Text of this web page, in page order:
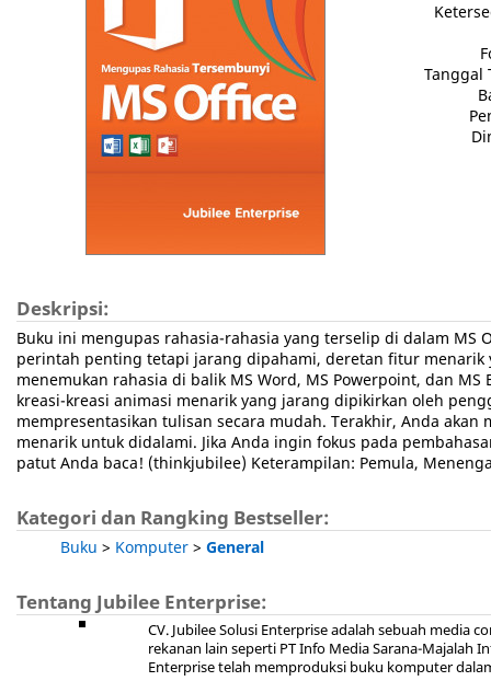
Tanggal
Deskripsi:
Buku ini mengupas rahasia-rahasia yang terselip di dalam
perintah penting tetapi jarang dipahami, deretan fitur menarik
menemukan rahasia di balik MS Word, MS Powerpoint, dan
kreasi-kreasi animasi menarik yang jarang dipikirkan oleh
mempresentasikan tulisan secara mudah. Terakhir, Anda
menarik untuk didalami. Jika Anda ingin fokus pada
patut Anda baca! (thinkjubilee) Keterampilan: Pemula,
Kategori dan Rangking Bestseller:
Buku > Komputer > General
Tentang Jubilee Enterprise:
CV. Jubilee Solusi Enterprise adalah sebuah media
rekanan lain seperti PT Info Media Sarana-Majalah
Enterprise telah memproduksi buku komputer